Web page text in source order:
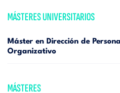
MÁSTERES UNIVERSITARIOS
Máster en Dirección de
Organizativo
MÁSTERES